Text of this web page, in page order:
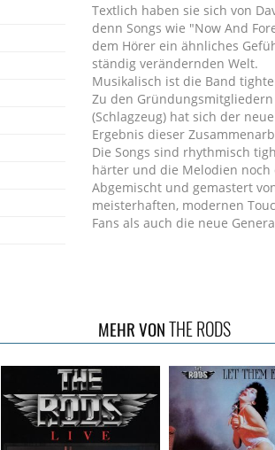
Textlich haben sie sich von
denn Songs wie "Now And
dem Hörer ein ähnliches
ständig verändernden Welt.
Musikalisch ist die Band
Zu den Gründungsmitgliedern
(Schlagzeug) hat sich der
Ergebnis dieser
Die Songs sind rhythmisch
härter und die Melodien noch
Abgemischt und gemastert
meisterhaften, modernen
Fans als auch die neue
MEHR VONTHE RODS